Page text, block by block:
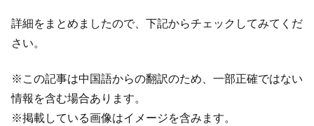
詳細をまとめましたので、下記からチェックしてみてくだ
さい。
※この記事は中国語からの翻訳のため、一部正確ではない
情報を含む場合あります。
※掲載している画像はイメージを含みます。